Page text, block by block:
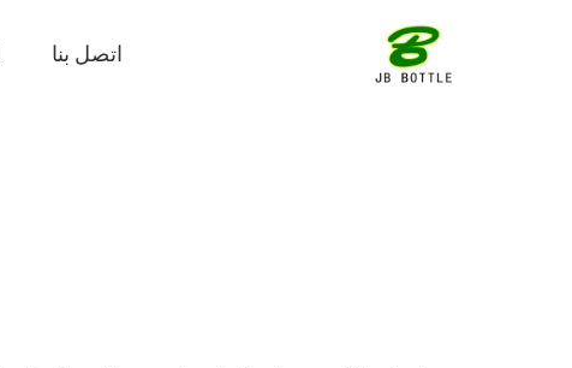
اتصل بنا